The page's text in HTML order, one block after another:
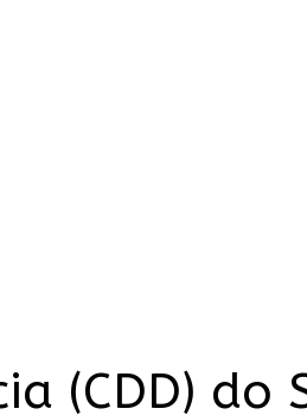
(CDD) do